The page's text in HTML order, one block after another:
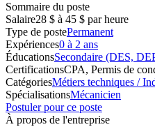
Sommaire du poste
Salaire28 $ à 45 $ par heure
Type de postePermanent
Expériences0 à 2 ans
ÉducationsSecondaire (DES,
CertificationsCPA, Permis de
CatégoriesMétiers techniques /
SpécialisationsMécanicien
Postuler pour ce poste
À propos de l'entreprise